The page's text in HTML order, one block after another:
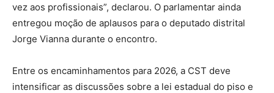
vez aos profissionais”, declarou. O parlamentar ainda
entregou moção de aplausos para o deputado distrital
Jorge Vianna durante o encontro.
Entre os encaminhamentos para 2026, a CST deve
intensificar as discussões sobre a lei estadual do piso e